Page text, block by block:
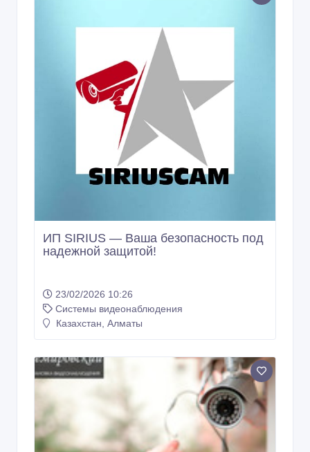
ИП SIRIUS — Вaша безопасность под
надежной защитой!
23/02/2026 10:26